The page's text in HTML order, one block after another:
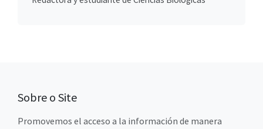
Sobre o Site
Promovemos el acceso a la información de manera